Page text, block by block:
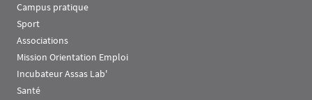
Campus pratique
Sport
Associations
Mission Orientation Emploi
Incubateur Assas Lab'
Santé